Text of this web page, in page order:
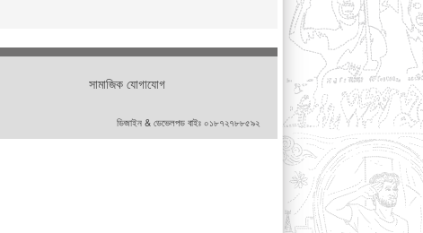
সামাজিক যোগাযোগ
ডিজাইন & ডেভেলপড বাইঃ ০১৮৭২৭৮৮৫৯২